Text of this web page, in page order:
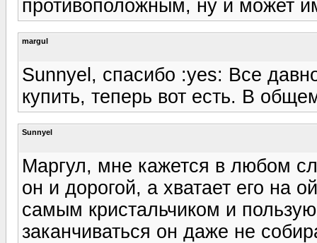
противоположным, ну и может
margul
Sunnyel, спасибо :yes: Все
купить, теперь вот есть. В
Sunnyel
Маргул, мне кажется в любом
он и дорогой, а хватает его на
самым кристальчиком и
заканчиваться он даже не